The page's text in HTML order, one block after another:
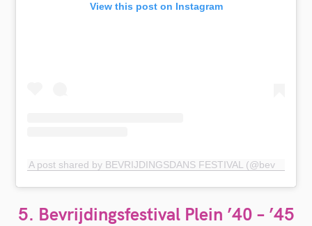
View this post on Instagram
5. Bevrijdingsfestival Plein ’40 – ’45